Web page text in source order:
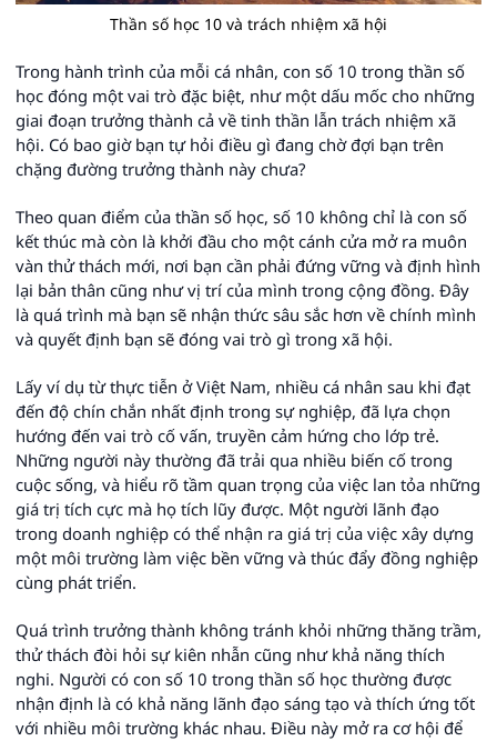
Thần số học 10 và trách nhiệm xã hội
Trong hành trình của mỗi cá nhân, con số 10 trong thần số
học đóng một vai trò đặc biệt, như một dấu mốc cho những
giai đoạn trưởng thành cả về tinh thần lẫn trách nhiệm xã
hội. Có bao giờ bạn tự hỏi điều gì đang chờ đợi bạn trên
chặng đường trưởng thành này chưa?
Theo quan điểm của thần số học, số 10 không chỉ là con số
kết thúc mà còn là khởi đầu cho một cánh cửa mở ra muôn
vàn thử thách mới, nơi bạn cần phải đứng vững và định hình
lại bản thân cũng như vị trí của mình trong cộng đồng. Đây
là quá trình mà bạn sẽ nhận thức sâu sắc hơn về chính mình
và quyết định bạn sẽ đóng vai trò gì trong xã hội.
Lấy ví dụ từ thực tiễn ở Việt Nam, nhiều cá nhân sau khi đạt
đến độ chín chắn nhất định trong sự nghiệp, đã lựa chọn
hướng đến vai trò cố vấn, truyền cảm hứng cho lớp trẻ.
Những người này thường đã trải qua nhiều biến cố trong
cuộc sống, và hiểu rõ tầm quan trọng của việc lan tỏa những
giá trị tích cực mà họ tích lũy được. Một người lãnh đạo
trong doanh nghiệp có thể nhận ra giá trị của việc xây dựng
một môi trường làm việc bền vững và thúc đẩy đồng nghiệp
cùng phát triển.
Quá trình trưởng thành không tránh khỏi những thăng trầm,
thử thách đòi hỏi sự kiên nhẫn cũng như khả năng thích
nghi. Người có con số 10 trong thần số học thường được
nhận định là có khả năng lãnh đạo sáng tạo và thích ứng tốt
với nhiều môi trường khác nhau. Điều này mở ra cơ hội để